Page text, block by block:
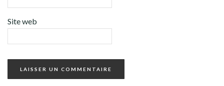
Site web